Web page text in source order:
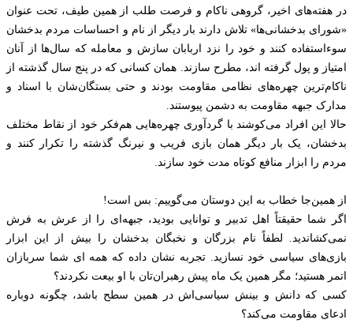
در هفته‌های اخیر، گروهی ناکام و فرصت‌ طلب از همین طیف، تحت عنوان
«شورای بدخشانی‌ها» تلاش دارند بار دیگر از نام و احساسات مردم بدخشان
سوءاستفاده کنند و خود را نزد اربابان سازش و معامله که سال‌ها از آنان
امتیاز و پول گرفته‌ اند، مطرح سازند. همان کسانی که در پنج سال گذشته از
ناکام‌ترین چهره‌های نظامی مقاومت بودند و حتی بستگان‌شان با اسناد و
مدارک جبهه مقاومت به دشمن پیوستند.
حالا این افراد می‌کوشند با گردآوری چهره‌هایی هم‌فکر خود از نقاط مختلف
بدخشان، یک‌ بار دیگر همان بازی فریب و نیرنگ گذشته را تکرار کنند و
مردم را ابزار منافع کوتاه‌ مدت خود سازند.
از همین‌جا خطاب به این دوستان می‌گوییم: بس است!
اگر شما حقیقتاً اهل تدبیر و توانایی بودید، جبهه‌ای را از عرش به فرش
نمی‌کشاندید. لطفاً نام بزرگان و نخبگان بدخشان را بیش از این ابزار
بازی‌های سیاسی خود نسازید. تجربه نشان داده که همه ای شما سربازان
اتمر هستید؛ مگر همین یک ماه پیش رهبران‌تان با او بیعت نکردند؟
کسی که دانش و بینش سیاسی‌اش در همین سطح باشد، چگونه دوباره
ادعای مقاومت می‌کند؟